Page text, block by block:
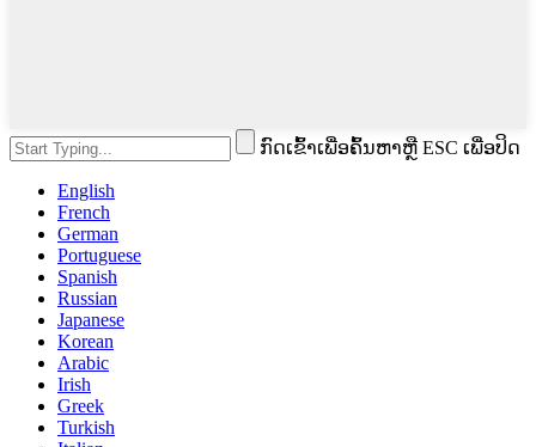
ກົດເຂົ້າເພື່ອຄົ້ນຫາຫຼື ESC ເພື່ອປິດ
English
French
German
Portuguese
Spanish
Russian
Japanese
Korean
Arabic
Irish
Greek
Turkish